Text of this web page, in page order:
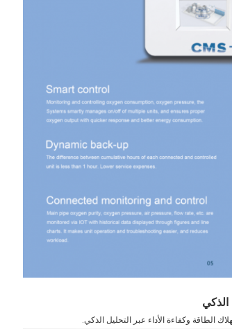
الطاقة وكفاءة الأداء عبر التحليل الذكي.